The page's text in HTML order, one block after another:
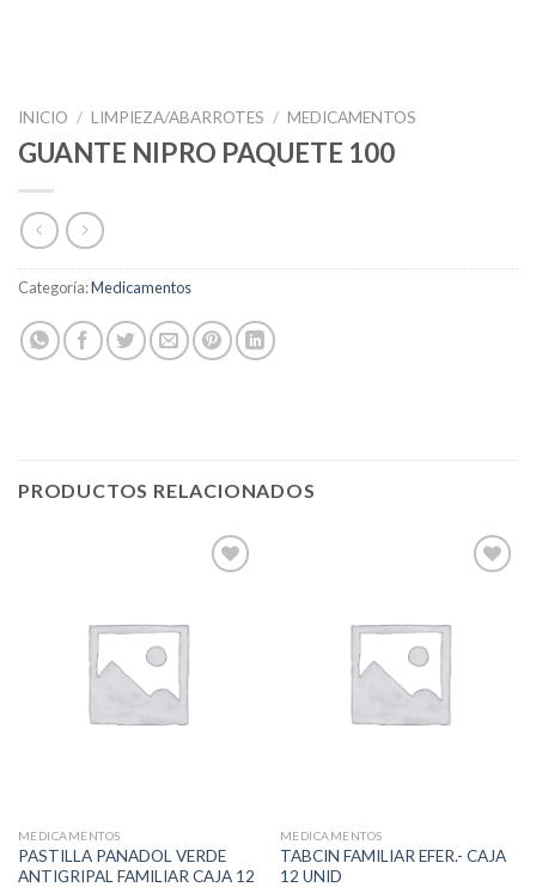
INICIO / LIMPIEZA/ABARROTES / MEDICAMENTOS
GUANTE NIPRO PAQUETE 100
Categoría:Medicamentos
PRODUCTOS RELACIONADOS
MEDICAMENTOS
PASTILLA PANADOL VERDE
ANTIGRIPAL FAMILIAR CAJA 12
MEDICAMENTOS
TABCIN FAMILIAR EFER.- CAJA
12 UNID